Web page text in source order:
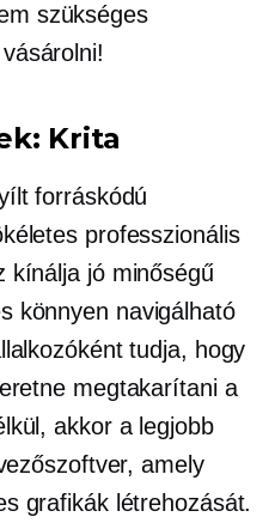
szükséges
Krita
forráskódú
professzionális
kínálja jó minőségű
könnyen navigálható
tudja, hogy
megtakarítani a
akkor a legjobb
amely
grafikák létrehozását.